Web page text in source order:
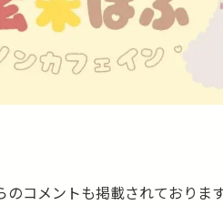
コメントも掲載されておりま